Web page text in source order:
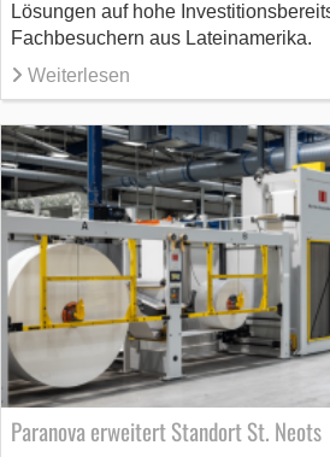
Lösungen auf hohe
Fachbesuchern aus Lateinamerika.
Weiterlesen
Paranova erweitert Standort St. Neots